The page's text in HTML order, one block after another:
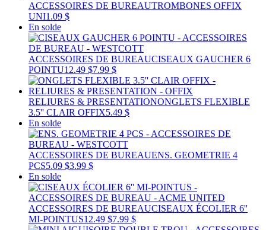
ACCESSOIRES DE BUREAUTROMBONES OFFIX
UNI1.09 $
En solde
ACCESSOIRES DE BUREAUCISEAUX GAUCHER 6
POINTU12.49 $7.99 $
RELIURES & PRESENTATIONONGLETS FLEXIBLE
3.5'' CLAIR OFFIX5.49 $
En solde
ACCESSOIRES DE BUREAUENS. GEOMETRIE 4
PCS5.09 $3.99 $
En solde
ACCESSOIRES DE BUREAUCISEAUX ÉCOLIER 6''
MI-POINTUS12.49 $7.99 $